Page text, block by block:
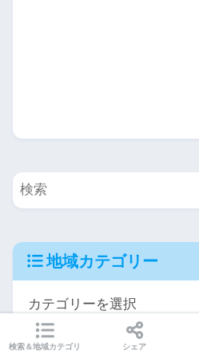
地域カテゴリー
検索＆地域カテゴリ シェア